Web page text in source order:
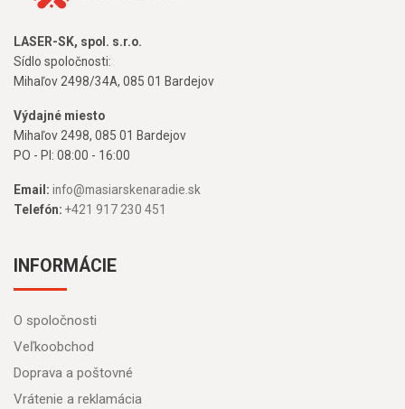
LASER-SK, spol. s.r.o.
Sídlo spoločnosti:
Mihaľov 2498/34A, 085 01 Bardejov
Výdajné miesto
Mihaľov 2498, 085 01 Bardejov
PO - PI: 08:00 - 16:00
Email: info@masiarskenaradie.sk
Telefón: +421 917 230 451
INFORMÁCIE
O spoločnosti
Veľkoobchod
Doprava a poštovné
Vrátenie a reklamácia